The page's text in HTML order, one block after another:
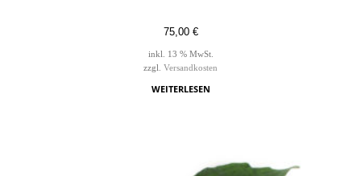
75,00 €
inkl. 13 % MwSt.
zzgl. Versandkosten
WEITERLESEN